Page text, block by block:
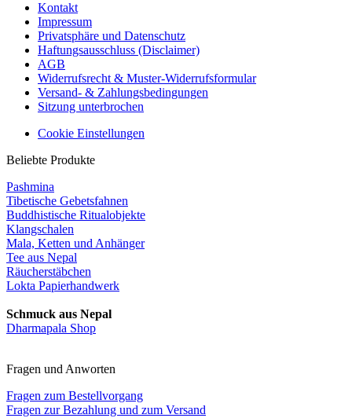
Kontakt
Impressum
Privatsphäre und Datenschutz
Haftungsausschluss (Disclaimer)
AGB
Widerrufsrecht & Muster-Widerrufsformular
Versand- & Zahlungsbedingungen
Sitzung unterbrochen
Cookie Einstellungen
Beliebte Produkte
Pashmina
Tibetische Gebetsfahnen
Buddhistische Ritualobjekte
Klangschalen
Mala, Ketten und Anhänger
Tee aus Nepal
Räucherstäbchen
Lokta Papierhandwerk
Schmuck aus Nepal
Dharmapala Shop
Fragen und Anworten
Fragen zum Bestellvorgang
Fragen zur Bezahlung und zum Versand